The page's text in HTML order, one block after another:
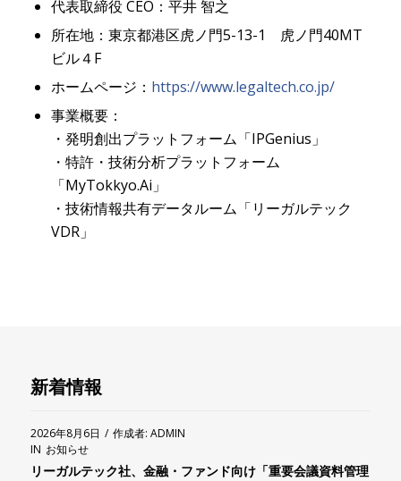
代表取締役 CEO：平井 智之
所在地：東京都港区虎ノ門5-13-1 虎ノ門40MT
ビル４F
ホームページ： https://www.legaltech.co.jp/
事業概要：
・発明創出プラットフォーム「IPGenius」
・特許・技術分析プラットフォーム
「MyTokkyo.Ai」
・技術情報共有データルーム「リーガルテック
VDR」
新着情報
2026年8月6日 / 作成者: ADMIN
IN お知らせ
リーガルテック社、金融・ファンド向け「重要会議資料管理